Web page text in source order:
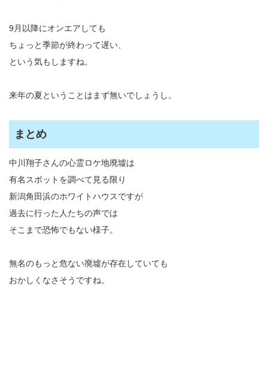
9月以降にオンエアしても
ちょっと季節が終わって遅い、
という気もしますね。
来年の夏ということはまず無いでしょうし。
まとめ
中川翔子さんの心霊ロケ地廃墟は
有名スポットを調べて見る限り
新潟角田浜のホワイトハウスですが
過去に行った人たちの声では
そこまで恐怖でもない様子。
無名のもっと危ない廃墟が存在していても
おかしくなさそうですね。